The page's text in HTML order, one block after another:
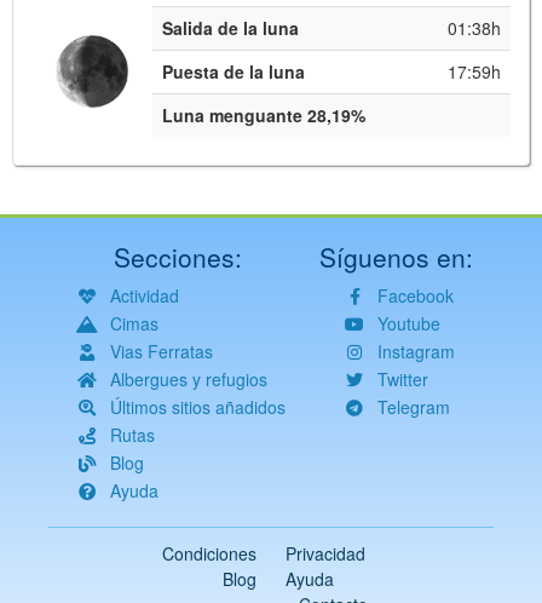
Salida de la luna
01:38h
Puesta de la luna
17:59h
Luna menguante 28,19%
Secciones:
Actividad
Cimas
Vias Ferratas
Albergues y refugios
Últimos sitios añadidos
Rutas
Blog
Ayuda
Síguenos en:
Facebook
Youtube
Instagram
Twitter
Telegram
Condiciones
Privacidad
Blog
Ayuda